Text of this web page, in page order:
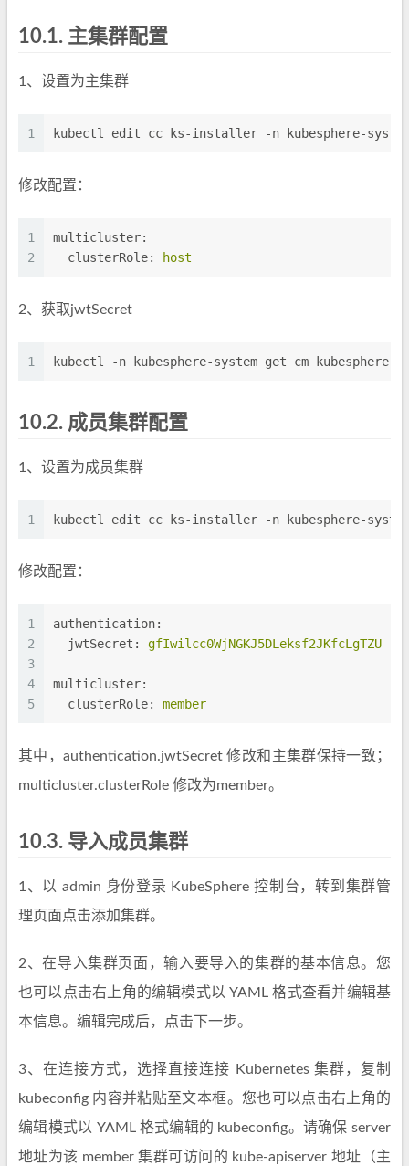
10.1. 主集群配置
1、设置为主集群
1 kubectl edit cc ks-installer -n kubesphere-
修改配置：
1
2
multicluster:
clusterRole:
host
2、获取jwtSecret
1 kubectl -n kubesphere-system get cm
10.2. 成员集群配置
1、设置为成员集群
1 kubectl edit cc ks-installer -n kubesphere-
修改配置：
1
2
3
4
5
authentication:
jwtSecret:
gfIwilcc0WjNGKJ5DLeksf2JKfcLgTZU
multicluster:
clusterRole:
member
其中，authentication.jwtSecret 修改和主集群保持一致；
multicluster.clusterRole 修改为member。
10.3. 导入成员集群
1、以 admin 身份登录 KubeSphere 控制台，转到集群管
理页面点击添加集群。
2、在导入集群页面，输入要导入的集群的基本信息。您
也可以点击右上角的编辑模式以 YAML 格式查看并编辑基
本信息。编辑完成后，点击下一步。
3、在连接方式，选择直接连接 Kubernetes 集群，复制
kubeconfig 内容并粘贴至文本框。您也可以点击右上角的
编辑模式以 YAML 格式编辑的 kubeconfig。请确保 server
地址为该 member 集群可访问的 kube-apiserver 地址（主